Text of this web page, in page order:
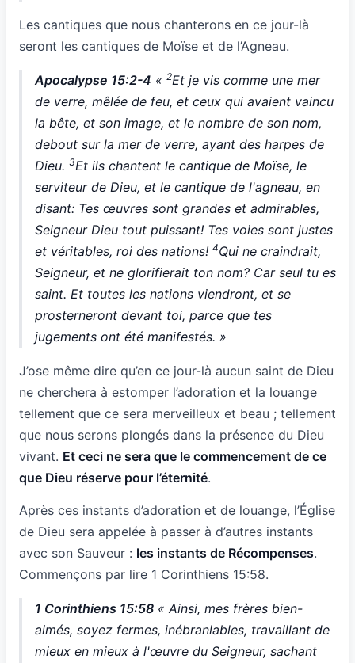
Les cantiques que nous chanterons en ce jour-là
seront les cantiques de Moïse et de l’Agneau.
Apocalypse 15:2-4 « 2Et je vis comme une mer
de verre, mêlée de feu, et ceux qui avaient vaincu
la bête, et son image, et le nombre de son nom,
debout sur la mer de verre, ayant des harpes de
Dieu. 3Et ils chantent le cantique de Moïse, le
serviteur de Dieu, et le cantique de l'agneau, en
disant: Tes œuvres sont grandes et admirables,
Seigneur Dieu tout puissant! Tes voies sont justes
et véritables, roi des nations! 4Qui ne craindrait,
Seigneur, et ne glorifierait ton nom? Car seul tu es
saint. Et toutes les nations viendront, et se
prosterneront devant toi, parce que tes
jugements ont été manifestés. »
J’ose même dire qu’en ce jour-là aucun saint de Dieu
ne cherchera à estomper l’adoration et la louange
tellement que ce sera merveilleux et beau ; tellement
que nous serons plongés dans la présence du Dieu
vivant. Et ceci ne sera que le commencement de ce
que Dieu réserve pour l’éternité.
Après ces instants d’adoration et de louange, l’Église
de Dieu sera appelée à passer à d’autres instants
avec son Sauveur : les instants de Récompenses.
Commençons par lire 1 Corinthiens 15:58.
1 Corinthiens 15:58 « Ainsi, mes frères bien-
aimés, soyez fermes, inébranlables, travaillant de
mieux en mieux à l'œuvre du Seigneur, sachant